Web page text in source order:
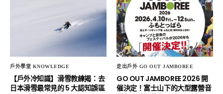
戶外學堂 KNOWLEDGE
【戶外冷知識】滑雪教練揭：去
日本滑雪最常見的 5 大認知誤區
走出戶外 GO OUT JAMBOREE
GO OUT JAMBOREE 2026 開
催決定！富士山下的大型露營音